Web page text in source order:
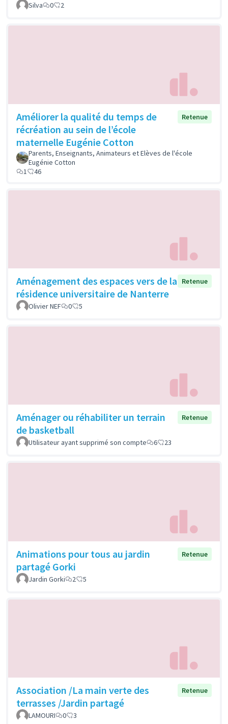
Silva 0 2
Améliorer la qualité du temps de
récréation au sein de l’école
maternelle Eugénie Cotton
Retenue
Parents, Enseignants, Animateurs et Elèves de l'école
Eugénie Cotton
1
46
Aménagement des espaces vers de la
résidence universitaire de Nanterre
Retenue
Olivier NEF 0 5
Aménager ou réhabiliter un terrain
de basketball
Retenue
Utilisateur ayant supprimé son compte 6 23
Animations pour tous au jardin
partagé Gorki
Retenue
Jardin Gorki 2 5
Association /La main verte des
terrasses /Jardin partagé
Retenue
LAMOURI 0 3